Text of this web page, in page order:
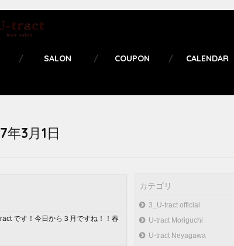
SALON COUPON CALENDAR
年3月1日
です！今日から３月ですね！！春
カテゴリ
3_U-tract official
U-tract Moriguchi
U-tract Neyagawa